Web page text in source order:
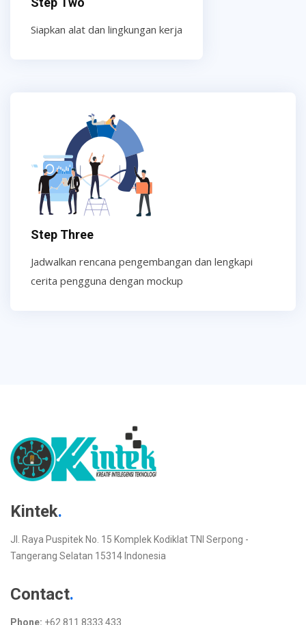
Siapkan alat dan lingkungan kerja
Step Three
Jadwalkan rencana pengembangan dan lengkapi
cerita pengguna dengan mockup
Kintek.
Jl. Raya Puspitek No. 15 Komplek Kodiklat TNI Serpong -
Tangerang Selatan 15314 Indonesia
Contact.
Phone: +62 811 8333 433